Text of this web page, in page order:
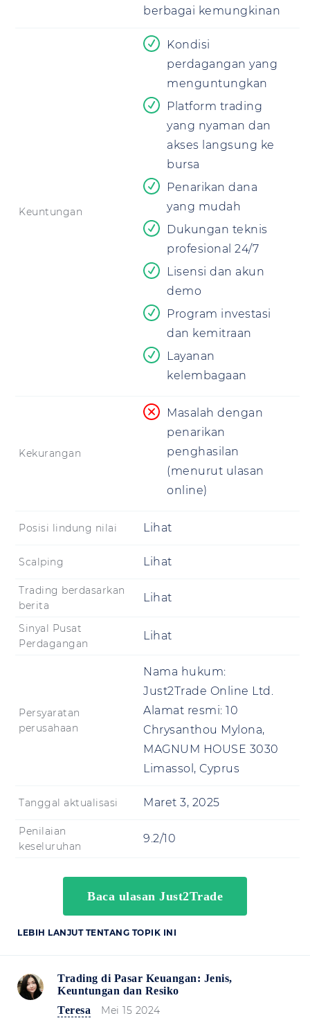
berbagai kemungkinan
Keuntungan
Kondisi
perdagangan yang
menguntungkan
Platform trading
yang nyaman dan
akses langsung ke
bursa
Penarikan dana
yang mudah
Dukungan teknis
profesional 24/7
Lisensi dan akun
demo
Program investasi
dan kemitraan
Layanan
kelembagaan
Kekurangan
Masalah dengan
penarikan
penghasilan
(menurut ulasan
online)
Posisi lindung nilai Lihat
Scalping Lihat
Trading berdasarkan
berita
Lihat
Sinyal Pusat
Perdagangan
Lihat
Persyaratan
perusahaan
Nama hukum:
Just2Trade Online Ltd.
Alamat resmi: 10
Chrysanthou Mylona,
MAGNUM HOUSE 3030
Limassol, Cyprus
Tanggal aktualisasi Maret 3, 2025
Penilaian
keseluruhan
9.2/10
Baca ulasan Just2Trade
LEBIH LANJUT TENTANG TOPIK INI
Trading di Pasar Keuangan: Jenis,
Keuntungan dan Resiko
Teresa
Mei 15 2024